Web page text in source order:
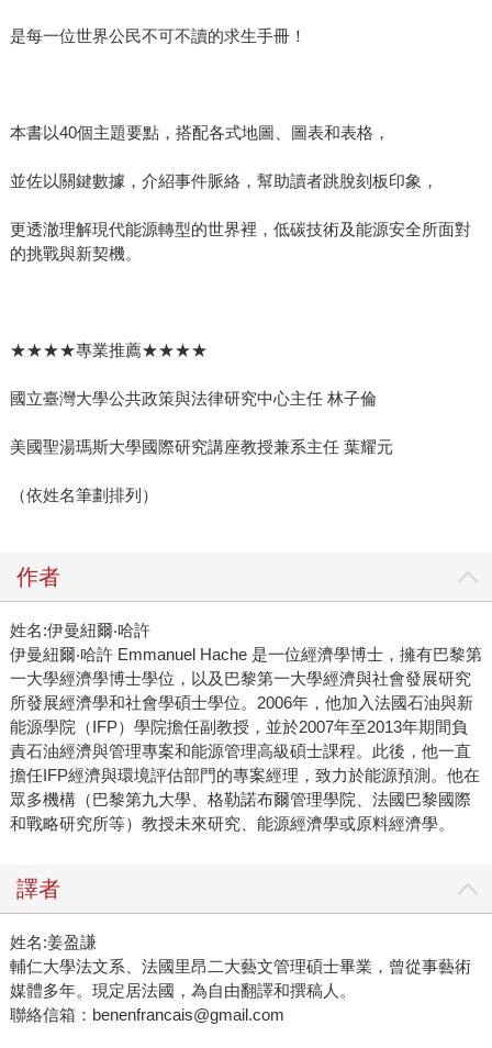
是每一位世界公民不可不讀的求生手冊！
本書以40個主題要點，搭配各式地圖、圖表和表格，
並佐以關鍵數據，介紹事件脈絡，幫助讀者跳脫刻板印象，
更透澈理解現代能源轉型的世界裡，低碳技術及能源安全所面對
的挑戰與新契機。
★★★★專業推薦★★★★
國立臺灣大學公共政策與法律研究中心主任 林子倫
美國聖湯瑪斯大學國際研究講座教授兼系主任 葉耀元
（依姓名筆劃排列）
作者
姓名:伊曼紐爾‧哈許
伊曼紐爾‧哈許 Emmanuel Hache 是一位經濟學博士，擁有巴黎第
一大學經濟學博士學位，以及巴黎第一大學經濟與社會發展研究
所發展經濟學和社會學碩士學位。2006年，他加入法國石油與新
能源學院（IFP）學院擔任副教授，並於2007年至2013年期間負
責石油經濟與管理專案和能源管理高級碩士課程。此後，他一直
擔任IFP經濟與環境評估部門的專案經理，致力於能源預測。他在
眾多機構（巴黎第九大學、格勒諾布爾管理學院、法國巴黎國際
和戰略研究所等）教授未來研究、能源經濟學或原料經濟學。
譯者
姓名:姜盈謙
輔仁大學法文系、法國里昂二大藝文管理碩士畢業，曾從事藝術
媒體多年。現定居法國，為自由翻譯和撰稿人。
聯絡信箱：benenfrancais@gmail.com